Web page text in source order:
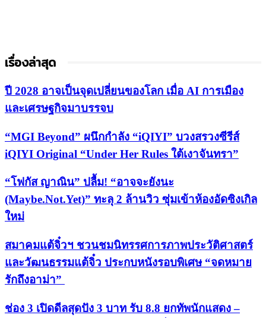
เรื่องล่าสุด
ปี 2028 อาจเป็นจุดเปลี่ยนของโลก เมื่อ AI การเมือง
และเศรษฐกิจมาบรรจบ
“MGI Beyond” ผนึกกำลัง “iQIYI” บวงสรวงซีรีส์
iQIYI Original “Under Her Rules ใต้เงาจันทรา”
“โฟกัส ญาณิน” ปลื้ม! “อาจจะยังนะ
(Maybe.Not.Yet)” ทะลุ 2 ล้านวิว ซุ่มเข้าห้องอัดซิงเกิล
ใหม่
สมาคมแต้จิ๋วฯ ชวนชมนิทรรศการภาพประวัติศาสตร์
และวัฒนธรรมแต้จิ๋ว ประกบหนังรอบพิเศษ “จดหมาย
รักถึงอาม่า”
ช่อง 3 เปิดดีลสุดปัง 3 บาท รับ 8.8 ยกทัพนักแสดง –